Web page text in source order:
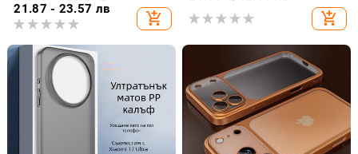
21.87 - 23.57 лв
add_shopping_cart add_shopping_cart